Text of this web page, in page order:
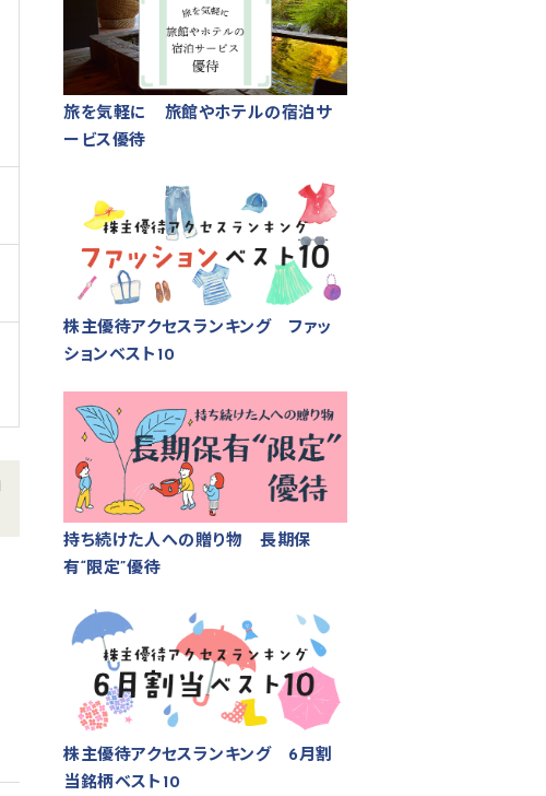
旅を気軽に 旅館やホテルの宿泊サ
ービス優待
株主優待アクセスランキング ファッ
ションベスト10
持ち続けた人への贈り物 長期保
有“限定”優待
株主優待アクセスランキング 6月割
当銘柄ベスト10